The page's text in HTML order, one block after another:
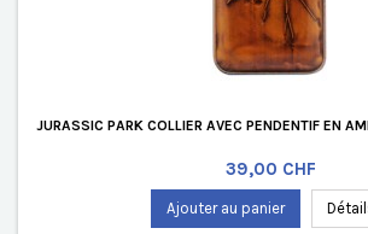
JURASSIC PARK COLLIER AVEC PENDENTIF EN
Prix
39,00 CHF
Ajouter au panier